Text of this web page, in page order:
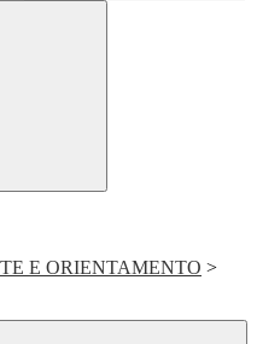
E ORIENTAMENTO >